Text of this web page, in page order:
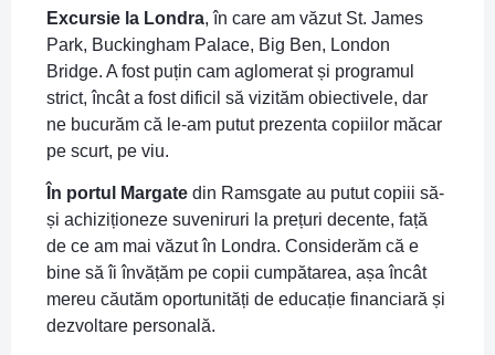
Excursie la Londra, în care am văzut St. James
Park, Buckingham Palace, Big Ben, London
Bridge. A fost puțin cam aglomerat și programul
strict, încât a fost dificil să vizităm obiectivele, dar
ne bucurăm că le-am putut prezenta copiilor măcar
pe scurt, pe viu.
În portul Margate din Ramsgate au putut copiii să-
și achiziționeze suveniruri la prețuri decente, față
de ce am mai văzut în Londra. Considerăm că e
bine să îi învățăm pe copii cumpătarea, așa încât
mereu căutăm oportunități de educație financiară și
dezvoltare personală.